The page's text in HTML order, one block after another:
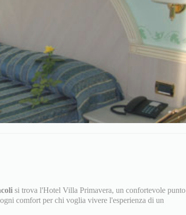
si trova l'Hotel Villa Primavera, un confortevole punto
comfort per chi voglia vivere l'esperienza di un